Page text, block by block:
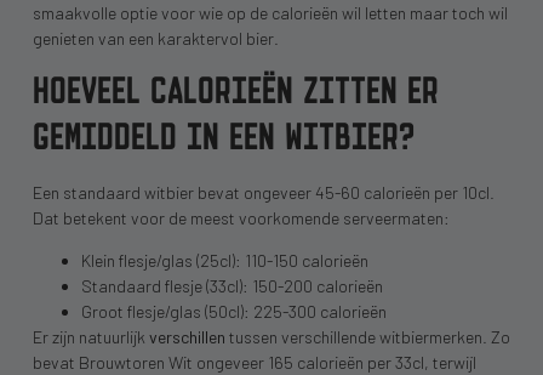
smaakvolle optie voor wie op de calorieën wil letten maar toch wil
genieten van een karaktervol bier.
HOEVEEL CALORIEËN ZITTEN ER
GEMIDDELD IN EEN WITBIER?
Een standaard witbier bevat ongeveer 45-60 calorieën per 10cl.
Dat betekent voor de meest voorkomende serveermaten:
Klein flesje/glas (25cl): 110-150 calorieën
Standaard flesje (33cl): 150-200 calorieën
Groot flesje/glas (50cl): 225-300 calorieën
Er zijn natuurlijk verschillen tussen verschillende witbiermerken. Zo
bevat Brouwtoren Wit ongeveer 165 calorieën per 33cl, terwijl